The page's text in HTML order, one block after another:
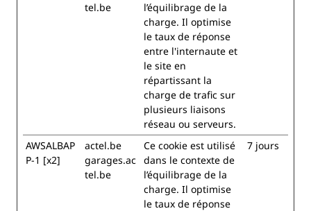
tel.be
l’équilibrage de la
charge. Il optimise
le taux de réponse
entre l'internaute et
le site en
répartissant la
charge de trafic sur
plusieurs liaisons
réseau ou serveurs.
AWSALBAP
P-1 [x2]
actel.be
garages.ac
tel.be
Ce cookie est utilisé
dans le contexte de
l’équilibrage de la
charge. Il optimise
le taux de réponse
7 jours